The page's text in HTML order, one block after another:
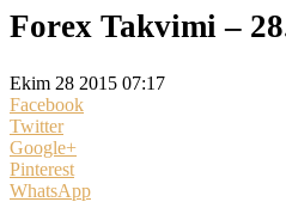
Forex Takvimi –
Ekim 28 2015 07:17
Facebook
Twitter
Google+
Pinterest
WhatsApp